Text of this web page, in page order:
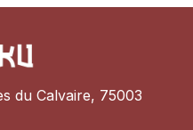
du Calvaire, 75003